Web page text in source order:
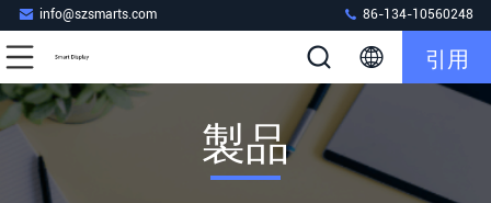
info@szsmarts.com 86-134-10560248
引用
製品